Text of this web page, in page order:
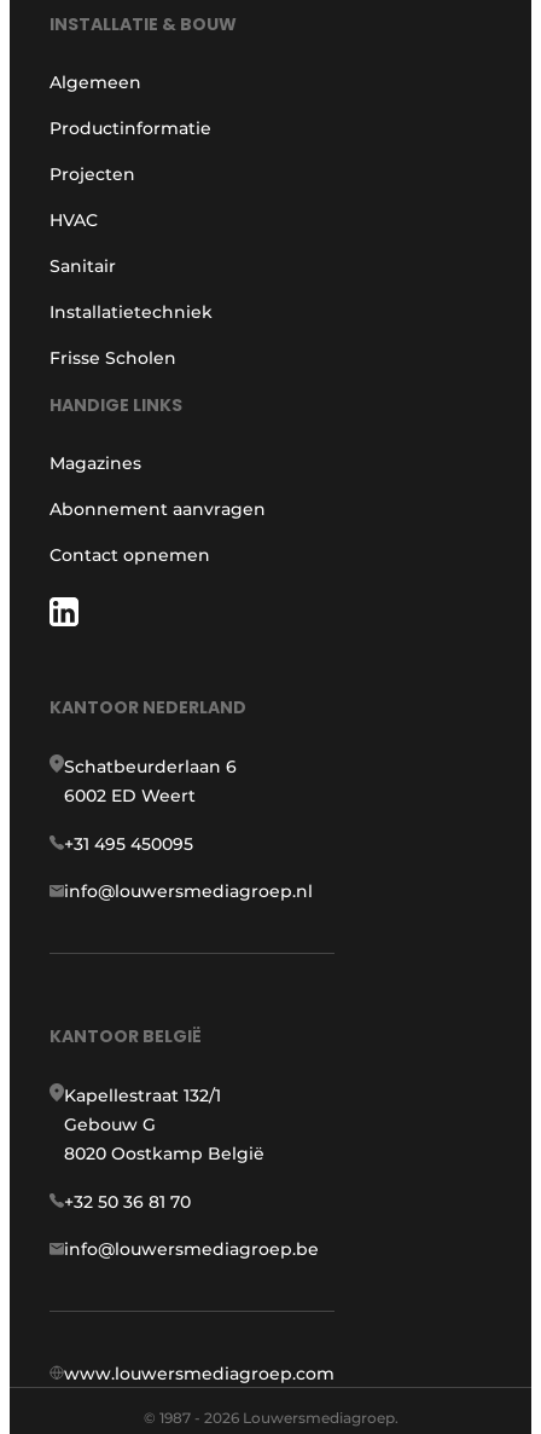
INSTALLATIE & BOUW
Algemeen
Productinformatie
Projecten
HVAC
Sanitair
Installatietechniek
Frisse Scholen
HANDIGE LINKS
Magazines
Abonnement aanvragen
Contact opnemen
KANTOOR NEDERLAND
Schatbeurderlaan 6
6002 ED Weert
+31 495 450095
info@louwersmediagroep.nl
KANTOOR BELGIË
Kapellestraat 132/1
Gebouw G
8020 Oostkamp België
+32 50 36 81 70
info@louwersmediagroep.be
www.louwersmediagroep.com
© 1987 - 2026 Louwersmediagroep.